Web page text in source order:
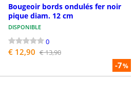
-7%
Bougeoir bords ondulés fer noir
pique diam. 12 cm
DISPONIBLE
0
€ 12,90 € 13,90